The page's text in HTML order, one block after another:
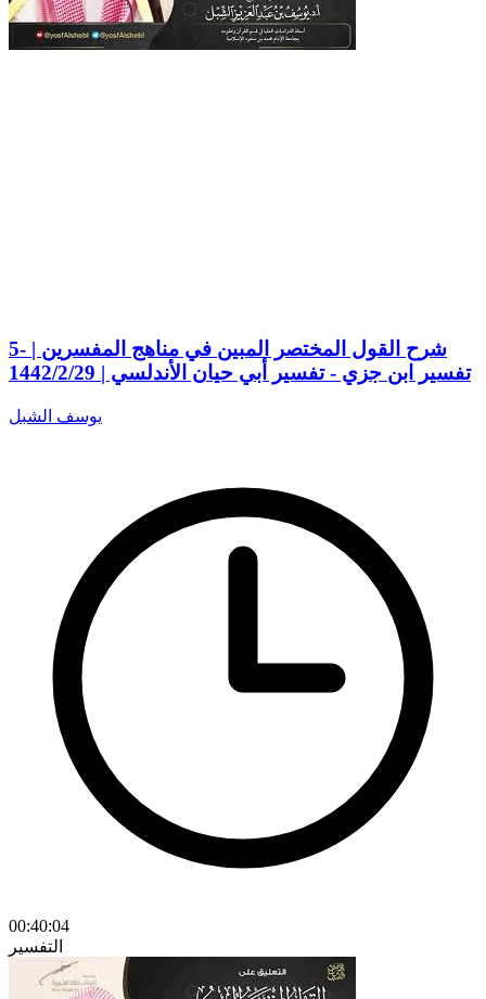
5- شرح القول المختصر المبين في مناهج المفسرين |
تفسير ابن جزي - تفسير أبي حيان الأندلسي | 1442/2/29
يوسف الشبل
00:40:04
التفسير